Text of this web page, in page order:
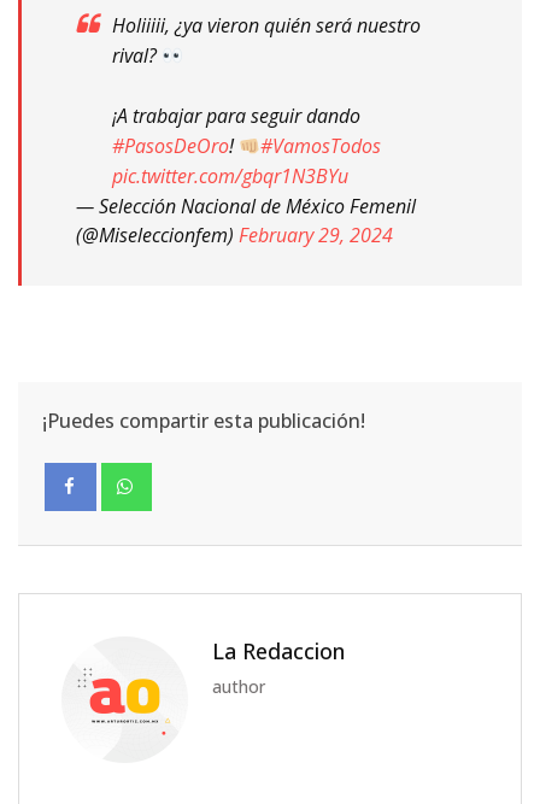
Holiiiii, ¿ya vieron quién será nuestro
rival?
¡A trabajar para seguir dando
#PasosDeOro!
#VamosTodos
pic.twitter.com/gbqr1N3BYu
— Selección Nacional de México Femenil
(@Miseleccionfem) February 29, 2024
¡Puedes compartir esta publicación!
La Redaccion
author